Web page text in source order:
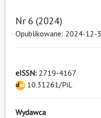
Nr 6 (2024)
Opublikowane: 2024-12-
eISSN: 2719-4167
10.31261/PiL
Wydawca